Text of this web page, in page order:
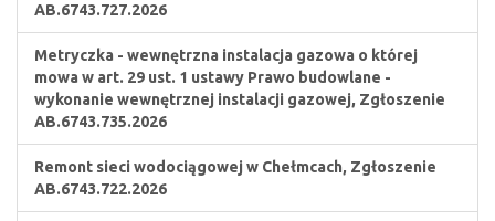
AB.6743.727.2026
Metryczka - wewnętrzna instalacja gazowa o której
mowa w art. 29 ust. 1 ustawy Prawo budowlane -
wykonanie wewnętrznej instalacji gazowej, Zgłoszenie
AB.6743.735.2026
Remont sieci wodociągowej w Chełmcach, Zgłoszenie
AB.6743.722.2026